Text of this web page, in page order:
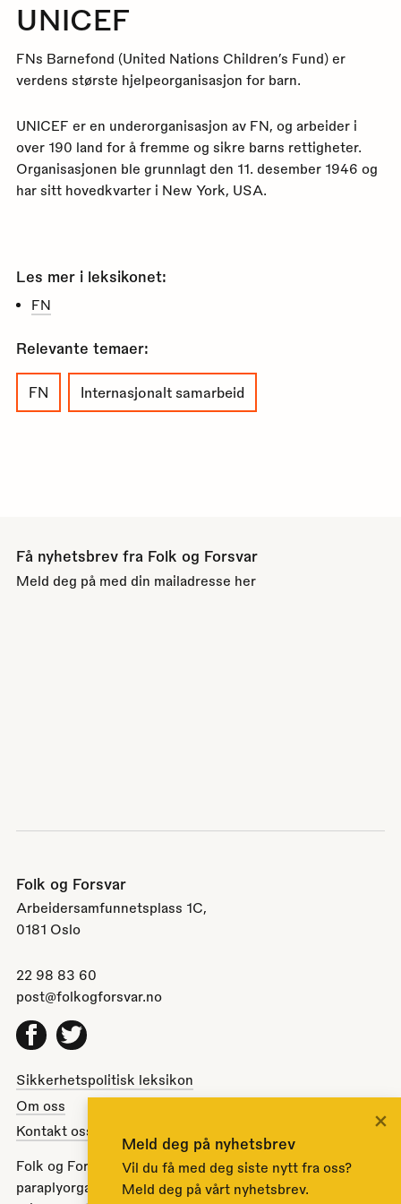
UNICEF
FNs Barnefond (United Nations Children’s Fund) er
verdens største hjelpeorganisasjon for barn.
UNICEF er en underorganisasjon av FN, og arbeider i
over 190 land for å fremme og sikre barns rettigheter.
Organisasjonen ble grunnlagt den 11. desember 1946 og
har sitt hovedkvarter i New York, USA.
Les mer i leksikonet:
FN
Relevante temaer:
FN Internasjonalt samarbeid
Få nyhetsbrev fra Folk og Forsvar
Meld deg på med din mailadresse her
Folk og Forsvar
Arbeidersamfunnetsplass 1C,
0181 Oslo
22 98 83 60
post@folkogforsvar.no
Facebook
Twitter
Sikkerhetspolitisk leksikon
Om oss
Kontakt oss
Folk og Forsvar er en partipolitisk nøytral
paraplyorganisasjon opprettet av Stortinget i 1951 for å
Meld deg på nyhetsbrev
Vil du få med deg siste nytt fra oss?
Meld deg på vårt nyhetsbrev.
×